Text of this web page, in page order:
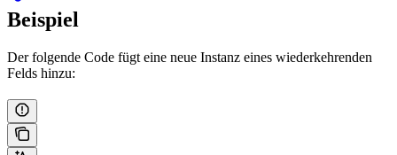
Beispiel
Der folgende Code fügt eine neue Instanz eines wiederkehrenden
Felds hinzu: